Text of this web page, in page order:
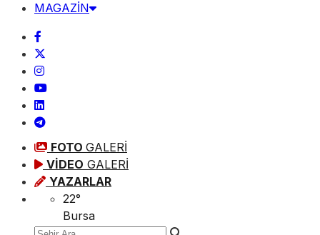
MAGAZİN
FOTO GALERİ
VİDEO GALERİ
YAZARLAR
22°
Bursa